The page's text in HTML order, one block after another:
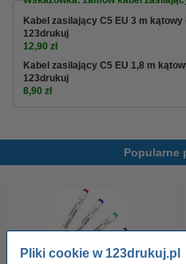
Pliki cookie w 123drukuj.pl
Kabel zasilający C5 EU 3 m
123drukuj
12,90 zł
Kabel zasilający C5 EU 1,8 m
123drukuj
8,90 zł
Popularne